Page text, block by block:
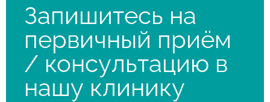
Запишитесь на
первичный приём
/ консультацию в
нашу клинику